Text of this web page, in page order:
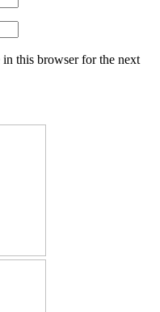
in this browser for the next